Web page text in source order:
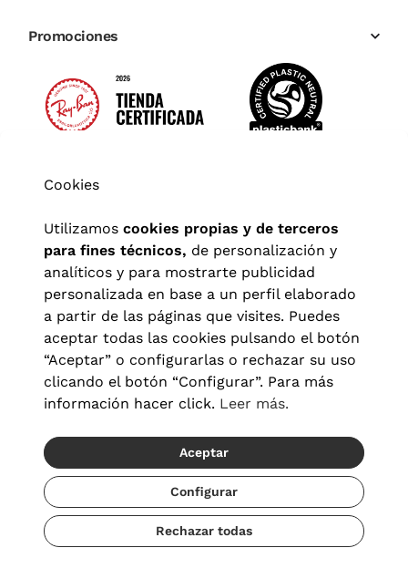
Promociones
Aviso legal| Política de privacidad Términos y condiciones
Política de cookies|Configuración de cookies
© 2026 Visionlab España
Cookies
Utilizamos cookies propias y de terceros
para fines técnicos, de personalización y
analíticos y para mostrarte publicidad
personalizada en base a un perfil elaborado
a partir de las páginas que visites. Puedes
aceptar todas las cookies pulsando el botón
“Aceptar” o configurarlas o rechazar su uso
clicando el botón “Configurar”. Para más
información hacer click. Leer más.
Aceptar
Configurar
Rechazar todas